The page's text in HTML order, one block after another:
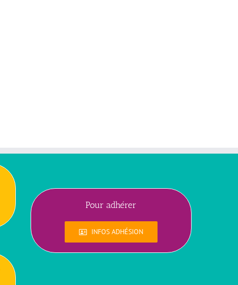
Pour adhérer
INFOS ADHÉSION